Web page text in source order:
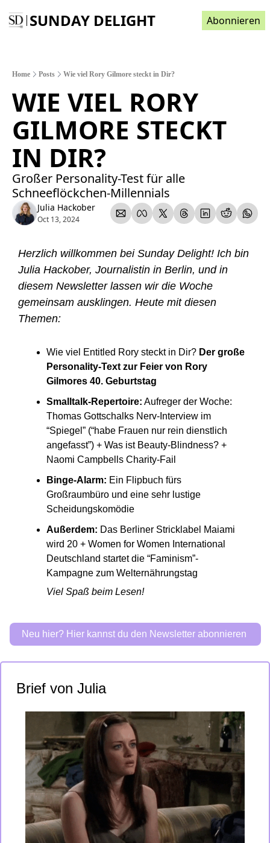
SUNDAY DELIGHT Abonnieren
Home Posts Wie viel Rory Gilmore steckt in Dir?
WIE VIEL RORY
GILMORE STECKT
IN DIR?
Großer Personality-Test für alle
Schneeflöckchen-Millennials
Julia Hackober
Oct 13, 2024
Herzlich willkommen bei Sunday Delight! Ich bin
Julia Hackober, Journalistin in Berlin, und in
diesem Newsletter lassen wir die Woche
gemeinsam ausklingen. Heute mit diesen
Themen:
Wie viel Entitled Rory steckt in Dir? Der große
Personality-Text zur Feier von Rory
Gilmores 40. Geburtstag
Smalltalk-Repertoire: Aufreger der Woche:
Thomas Gottschalks Nerv-Interview im
“Spiegel” (“habe Frauen nur rein dienstlich
angefasst”) + Was ist Beauty-Blindness? +
Naomi Campbells Charity-Fail
Binge-Alarm: Ein Flipbuch fürs
Großraumbüro und eine sehr lustige
Scheidungskomödie
Außerdem: Das Berliner Stricklabel Maiami
wird 20 + Women for Women International
Deutschland startet die “Faminism”-
Kampagne zum Welternährungstag
Viel Spaß beim Lesen!
Neu hier? Hier kannst du den Newsletter abonnieren
Brief von Julia